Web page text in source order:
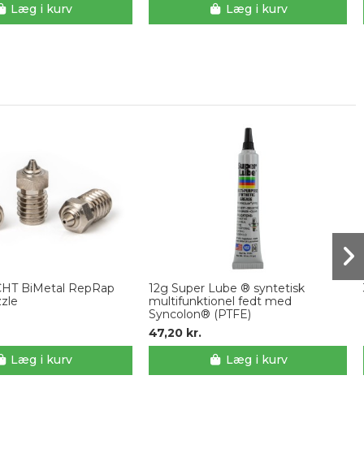
Læg i kurv Læg i kurv
BiMetal RepRap
Læg i kurv
12g Super Lube ® syntetisk
multifunktionel fedt med
Syncolon® (PTFE)
47,20 kr.
Læg i kurv